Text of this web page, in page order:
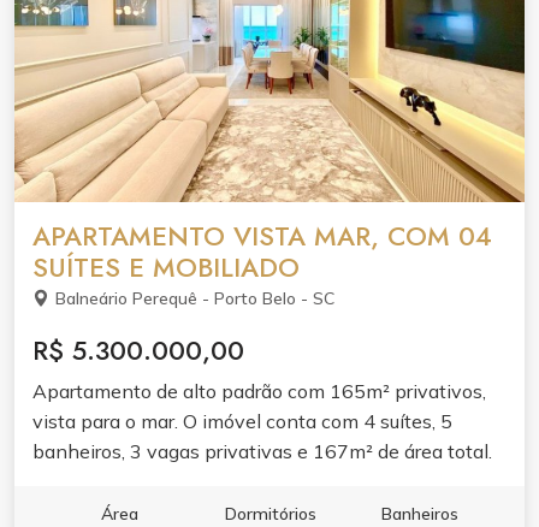
APARTAMENTO VISTA MAR, COM 04
SUÍTES E MOBILIADO
Balneário Perequê - Porto Belo - SC
R$ 5.300.000,00
Apartamento de alto padrão com 165m² privativos,
vista para o mar. O imóvel conta com 4 suítes, 5
banheiros, 3 vagas privativas e 167m² de área total.
praticidade no dia a dia. A distribuição dos ambientes
Área
Dormitórios
Banheiros